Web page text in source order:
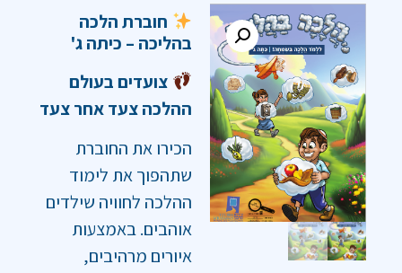
חוברת הלכה
בהליכה – כיתה ג'
צועדים בעולם
ההלכה צעד אחר צעד
הכירו את החוברת
שתהפוך את לימוד
ההלכה לחוויה שילדים
אוהבים. באמצעות
איורים מרהיבים,